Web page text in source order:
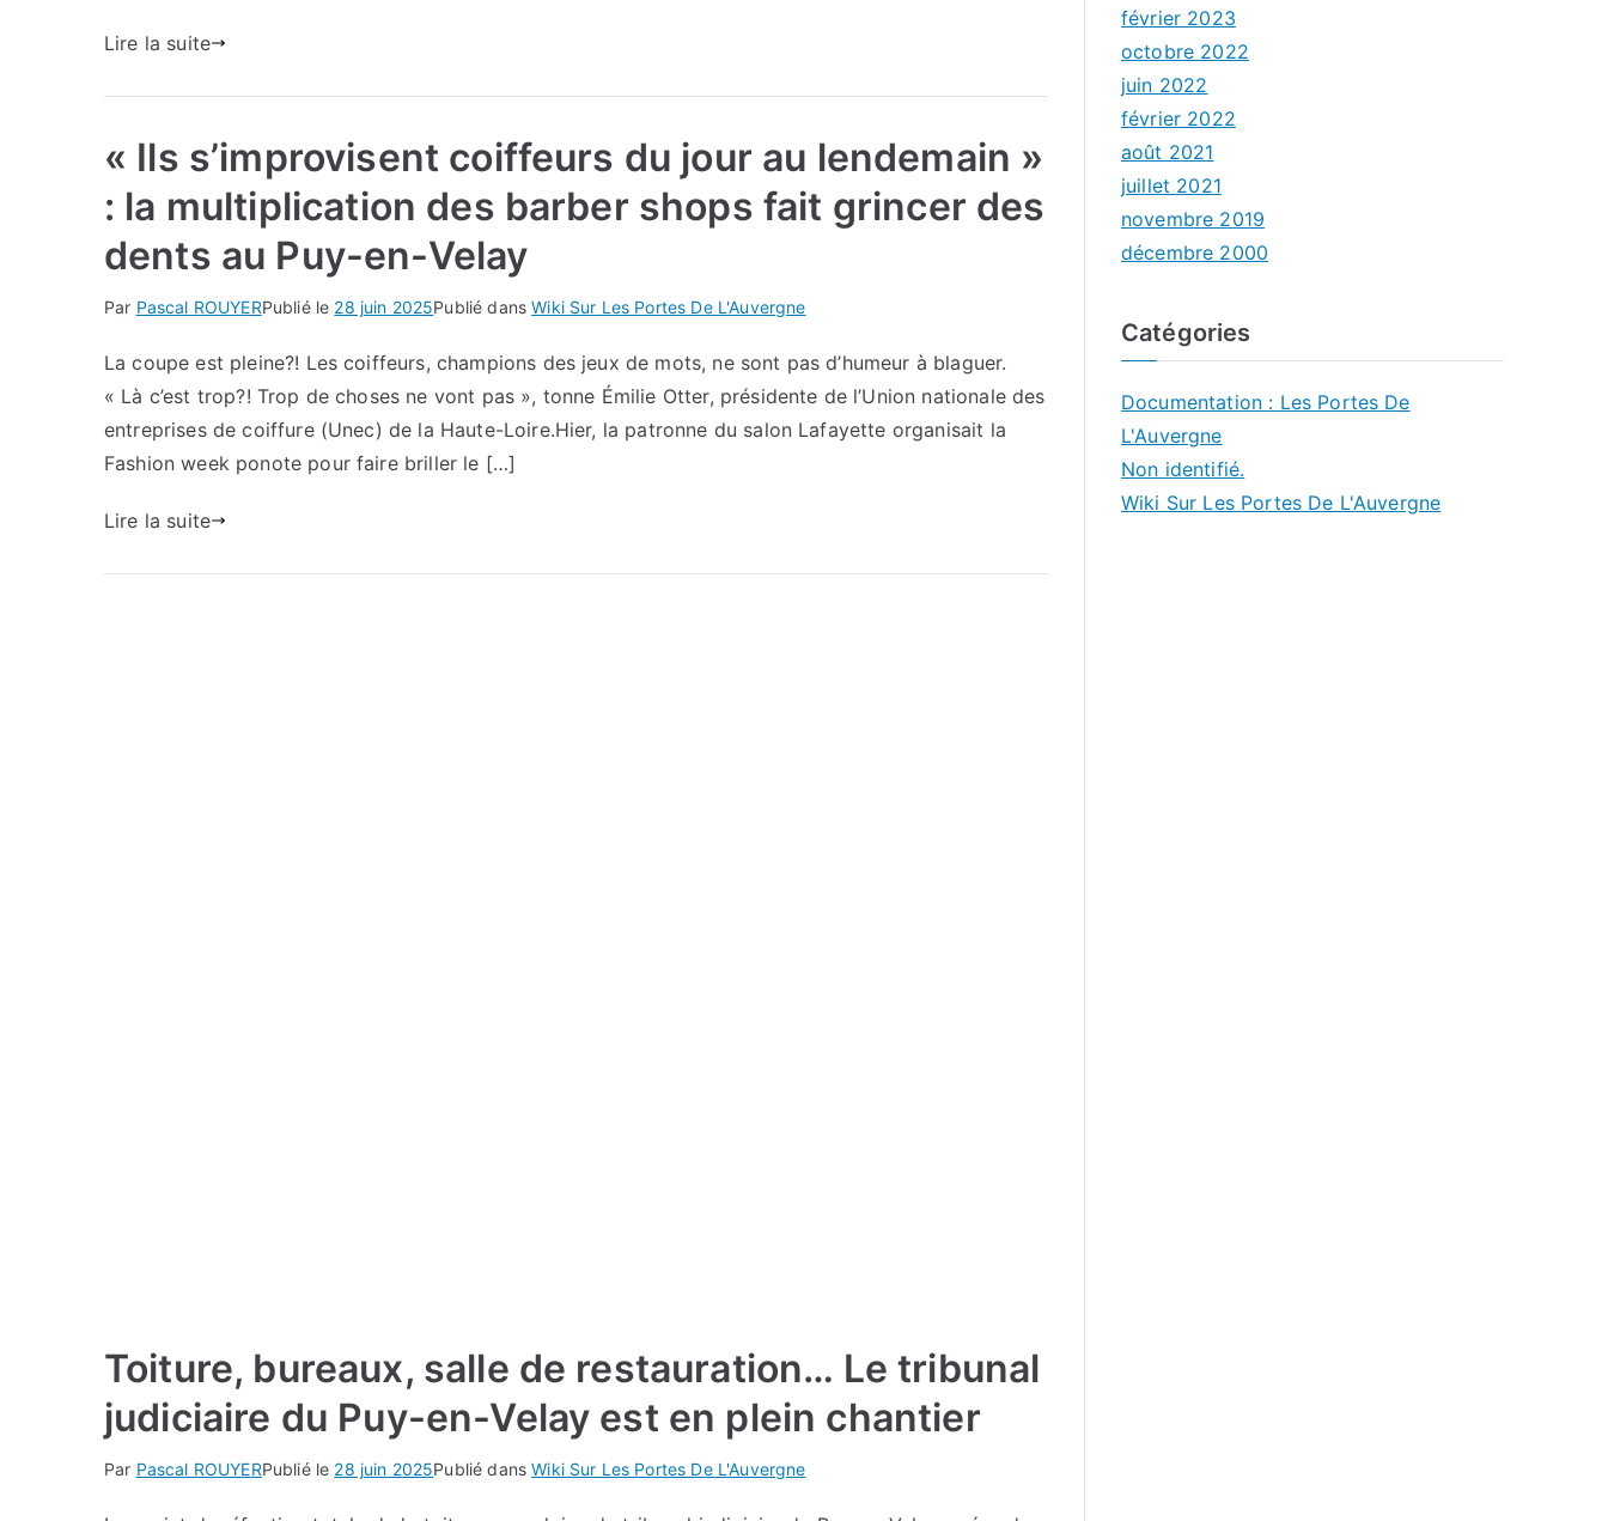
Lire la suite
« Ils s’improvisent coiffeurs du jour au lendemain »
: la multiplication des barber shops fait grincer des
dents au Puy-en-Velay
Par Pascal ROUYERPublié le 28 juin 2025Publié dansWiki Sur Les Portes De L'Auvergne
La coupe est pleine?! Les coiffeurs, champions des jeux de mots, ne sont pas d’humeur à blaguer.
« Là c’est trop?! Trop de choses ne vont pas », tonne Émilie Otter, présidente de l’Union nationale des
entreprises de coiffure (Unec) de la Haute-Loire.Hier, la patronne du salon Lafayette organisait la
Fashion week ponote pour faire briller le […]
Lire la suite
Toiture, bureaux, salle de restauration… Le tribunal
judiciaire du Puy-en-Velay est en plein chantier
Par Pascal ROUYERPublié le 28 juin 2025Publié dansWiki Sur Les Portes De L'Auvergne
février 2023
octobre 2022
juin 2022
février 2022
août 2021
juillet 2021
novembre 2019
décembre 2000
Catégories
Documentation : Les Portes De
L'Auvergne
Non identifié.
Wiki Sur Les Portes De L'Auvergne